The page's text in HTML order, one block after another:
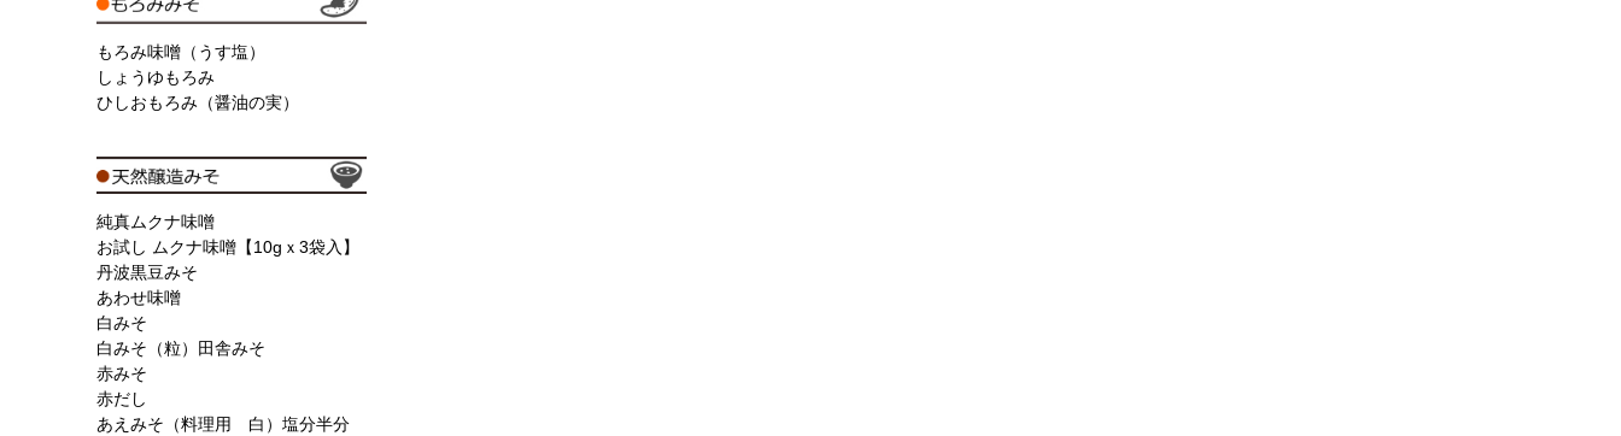
もろみ味噌（うす塩）
しょうゆもろみ
ひしおもろみ（醤油の実）
純真ムクナ味噌
お試し ムクナ味噌【10gｘ3袋入】
丹波黒豆みそ
あわせ味噌
白みそ
白みそ（粒）田舎みそ
赤みそ
赤だし
あえみそ（料理用 白）塩分半分